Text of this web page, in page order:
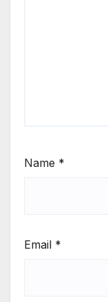
Name *
Email *